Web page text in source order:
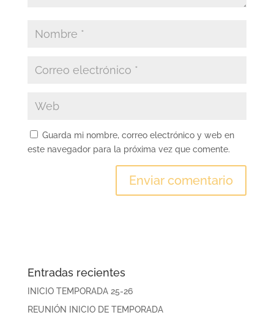
Guarda mi nombre, correo electrónico y web en
este navegador para la próxima vez que comente.
Entradas recientes
INICIO TEMPORADA 25-26
REUNIÓN INICIO DE TEMPORADA